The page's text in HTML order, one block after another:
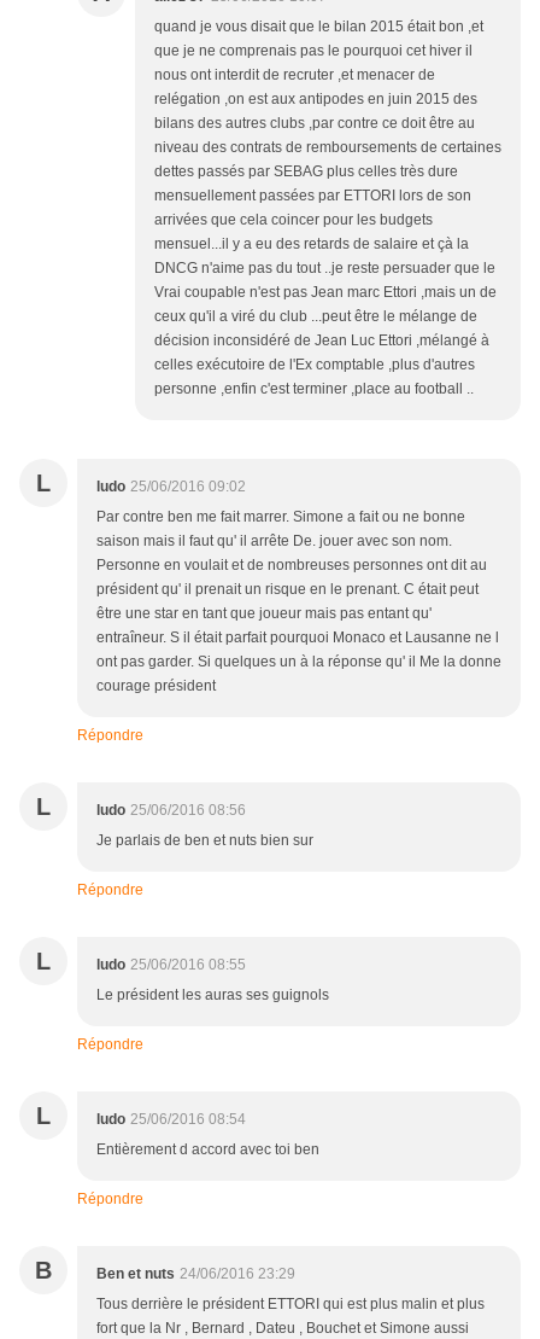
quand je vous disait que le bilan 2015 était bon ,et
que je ne comprenais pas le pourquoi cet hiver il
nous ont interdit de recruter ,et menacer de
relégation ,on est aux antipodes en juin 2015 des
bilans des autres clubs ,par contre ce doit être au
niveau des contrats de remboursements de certaines
dettes passés par SEBAG plus celles très dure
mensuellement passées par ETTORI lors de son
arrivées que cela coincer pour les budgets
mensuel...il y a eu des retards de salaire et çà la
DNCG n'aime pas du tout ..je reste persuader que le
Vrai coupable n'est pas Jean marc Ettori ,mais un de
ceux qu'il a viré du club ...peut être le mélange de
décision inconsidéré de Jean Luc Ettori ,mélangé à
celles exécutoire de l'Ex comptable ,plus d'autres
personne ,enfin c'est terminer ,place au football ..
L ludo 25/06/2016 09:02
Par contre ben me fait marrer. Simone a fait ou ne bonne
saison mais il faut qu' il arrête De. jouer avec son nom.
Personne en voulait et de nombreuses personnes ont dit au
président qu' il prenait un risque en le prenant. C était peut
être une star en tant que joueur mais pas entant qu'
entraîneur. S il était parfait pourquoi Monaco et Lausanne ne l
ont pas garder. Si quelques un à la réponse qu' il Me la donne
courage président
Répondre
L ludo 25/06/2016 08:56
Je parlais de ben et nuts bien sur
Répondre
L ludo 25/06/2016 08:55
Le président les auras ses guignols
Répondre
L ludo 25/06/2016 08:54
Entièrement d accord avec toi ben
Répondre
B Ben et nuts 24/06/2016 23:29
Tous derrière le président ETTORI qui est plus malin et plus
fort que la Nr , Bernard , Dateu , Bouchet et Simone aussi